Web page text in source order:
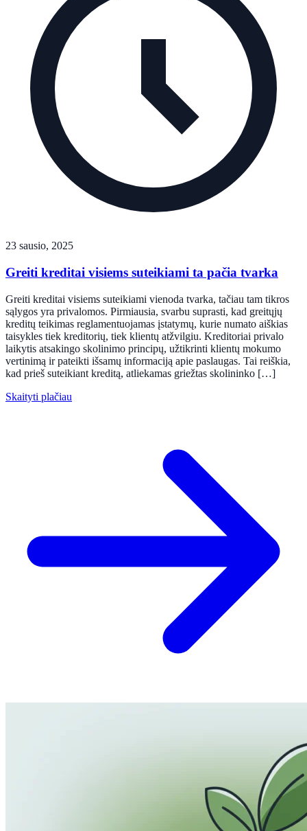
23 sausio, 2025
Greiti kreditai visiems suteikiami ta pačia tvarka
Greiti kreditai visiems suteikiami vienoda tvarka, tačiau tam tikros
sąlygos yra privalomos. Pirmiausia, svarbu suprasti, kad greitųjų
kreditų teikimas reglamentuojamas įstatymų, kurie numato aiškias
taisykles tiek kreditorių, tiek klientų atžvilgiu. Kreditoriai privalo
laikytis atsakingo skolinimo principų, užtikrinti klientų mokumo
vertinimą ir pateikti išsamų informaciją apie paslaugas. Tai reiškia,
kad prieš suteikiant kreditą, atliekamas griežtas skolininko […]
Skaityti plačiau